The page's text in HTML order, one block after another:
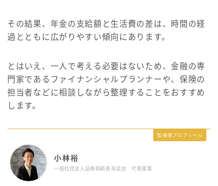
その結果、年金の支給額と生活費の差は、時間の経
過とともに広がりやすい傾向にあります。
とはいえ、一人で考える必要はないため、金融の専
門家であるファイナンシャルプランナーや、保険の
担当者などに相談しながら整理することをおすすめ
します。
監修者プロフィール
小林裕
一般社団法人証券相続普及協会 代表理事